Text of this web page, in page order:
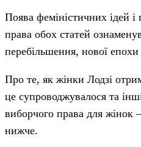
Поява феміністичних ідей і
права обох статей
перебільшення, нової епохи
Про те, як жінки Лодзі
це супроводжувалося та
виборчого права для жінок
нижче.